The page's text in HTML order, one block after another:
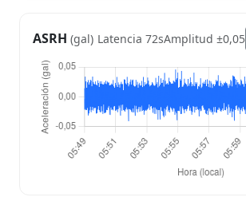
ASRH (gal) Latencia 72sAmplitud ±0,05